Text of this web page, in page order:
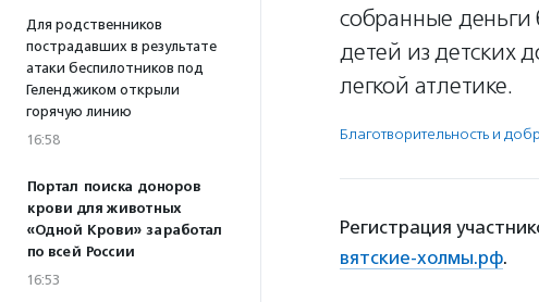
Для родственников
пострадавших в результате
атаки беспилотников под
Геленджиком открыли
горячую линию
16:58
Портал поиска доноров
крови для животных
«Одной Крови» заработал
по всей России
16:53
собранные деньги
детей из детских
легкой атлетике.
Благотвори­тель­ность и
Регистрация
вятские-холмы.рф.